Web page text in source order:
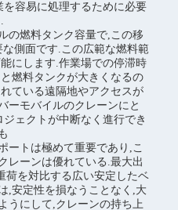
容易に処理するために必要
の燃料タンク容量で,この移
側面です.この広範な燃料範
にします.作業場での停滞時
燃料タンクが大きくなるの
ている遠隔地やアクセスが
ーモバイルのクレーンにと
ェクトが中断なく進行でき
ートは極めて重要であり,こ
レーンは優れている.最大出
荷を対比する広い安定したベ
,安定性を損なうことなく,大
うにして,クレーンの持ち上